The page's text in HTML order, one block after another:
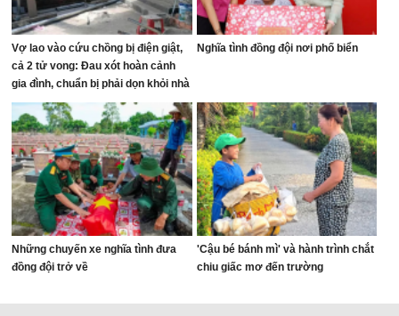
Vợ lao vào cứu chồng bị điện giật,
cả 2 tử vong: Đau xót hoàn cảnh
gia đình, chuẩn bị phải dọn khỏi nhà
Nghĩa tình đồng đội nơi phố biển
Những chuyến xe nghĩa tình đưa
đồng đội trở về
'Cậu bé bánh mì' và hành trình chắt
chiu giấc mơ đến trường